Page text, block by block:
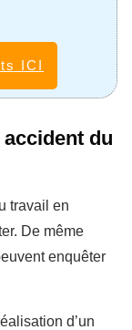
ICI
du
travail en
De même
enquêter
d’un